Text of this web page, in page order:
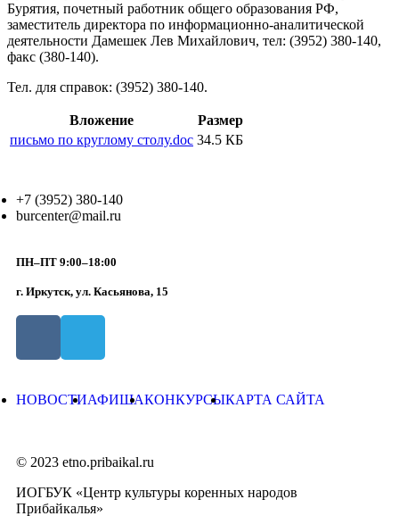
Бурятия, почетный работник общего образования РФ,
заместитель директора по информационно-аналитической
деятельности Дамешек Лев Михайлович, тел: (3952) 380-140,
факс (380-140).
Тел. для справок: (3952) 380-140.
Вложение
Размер
письмо по круглому столу.doc 34.5 КБ
+7 (3952) 380-140
burcenter@mail.ru
ПН–ПТ 9:00–18:00
г. Иркутск, ул. Касьянова, 15
НОВОСТИАФИШАКОНКУРСЫКАРТА САЙТА
© 2023 etno.pribaikal.ru
ИОГБУК «Центр культуры коренных народов
Прибайкалья»